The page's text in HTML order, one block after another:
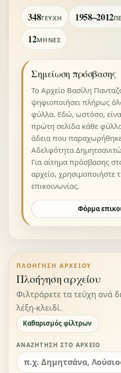
348ΤΕΎΧΗ 1958–2012
12ΜΉΝΕΣ
Σημείωση πρόσβασης
Το Αρχείο Βασίλη
ψηφιοποιήσει πλήρως
φύλλα. Εδώ, ωστόσο,
πρώτη σελίδα κάθε
άδεια που
Αδελφότητα
Για αίτημα πρόσβασης
αρχείο, χρησιμοποιήστε
επικοινωνίας.
Φόρμα
ΠΛΟΉΓΗΣΗ ΑΡΧΕΊΟΥ
Πλοήγηση αρχείου
Φιλτράρετε τα τεύχη ανά
λέξη-κλειδί.
Καθαρισμός φίλτρων
ΑΝΑΖΉΤΗΣΗ ΣΤΟ ΑΡΧΕΊΟ